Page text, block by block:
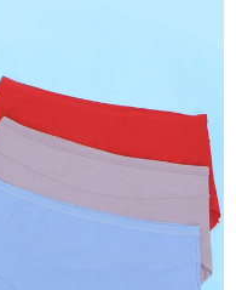
查看運費